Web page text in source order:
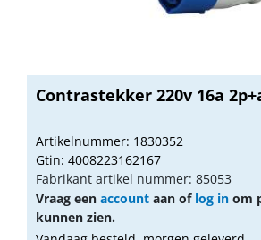
Contrastekker 220v 16a
Artikelnummer: 1830352
Gtin: 4008223162167
Fabrikant artikel nummer: 85053
Vraag een account aan of log in om
kunnen zien.